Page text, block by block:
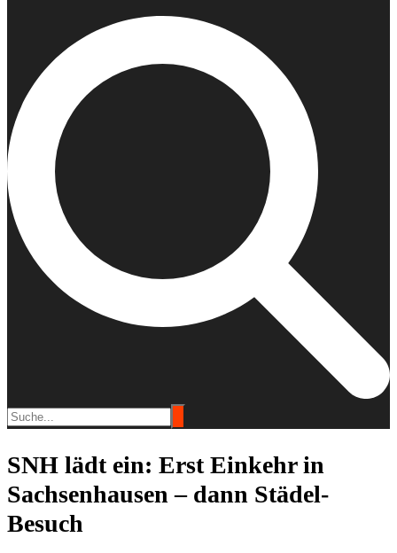
SNH lädt ein: Erst Einkehr in
Sachsenhausen – dann Städel-
Besuch